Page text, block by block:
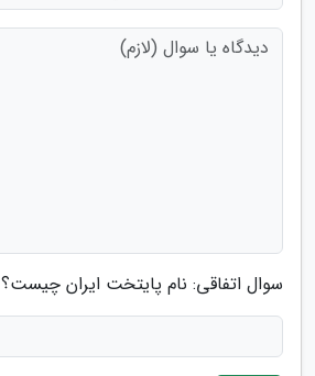
سوال اتفاقی: نام پایتخت ایران چیست؟